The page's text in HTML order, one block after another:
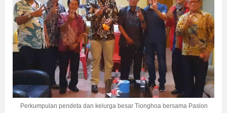
Perkumpulan pendeta dan kelurga besar Tionghoa bersama Paslon